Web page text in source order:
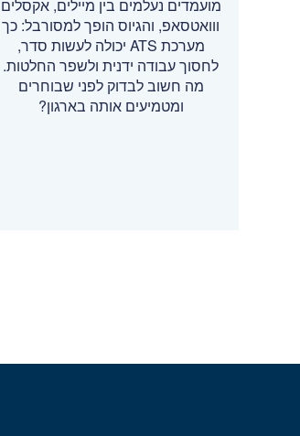
מועמדים נעלמים בין מיילים, אקסלים
ווואטסאפ, והגיוס הופך למסורבל: כך
מערכת ATS יכולה לעשות סדר,
לחסוך עבודה ידנית ולשפר החלטות.
מה חשוב לבדוק לפני שבוחרים
ומטמיעים אותה בארגון?